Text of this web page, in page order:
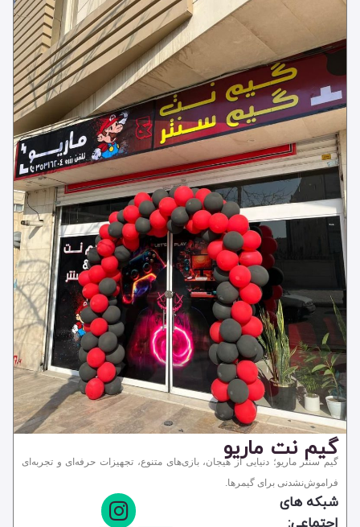
کافه کلاسیک
کافه های خاص
کافه های لوکس
کافه ون
مکان های تفریحی
استخر
بیلیارد
پارک
شهربازی
گیم سنتر و گیم نت
مجموعه تفریحی
گیم نت ماریو
گیم سنتر ماریو؛ دنیایی از هیجان، بازی‌های متنوع، تجهیزات حرفه‌ای و تجربه‌ای
فراموش‌نشدنی برای گیمرها.
شبکه های